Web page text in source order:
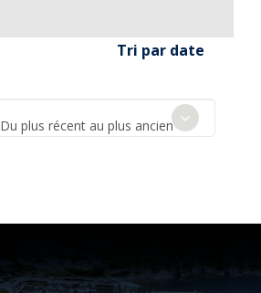
Tri par date
Du plus récent au plus ancien